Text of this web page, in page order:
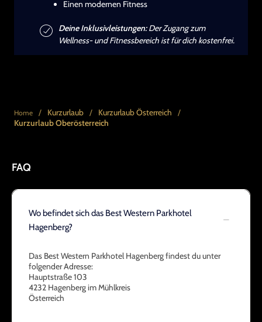
Einen modernen Fitness
Deine Inklusivleistungen:Der Zugang zum
Wellness- und Fitnessbereich ist für dich kostenfrei.
Home / Kurzurlaub / Kurzurlaub Österreich
/
Kurzurlaub Oberösterreich
FAQ
Wo befindet sich das Best Western Parkhotel
Hagenberg?
Das Best Western Parkhotel Hagenberg findest du unter
folgender Adresse:
Hauptstraße 103
4232 Hagenberg im Mühlkreis
Österreich